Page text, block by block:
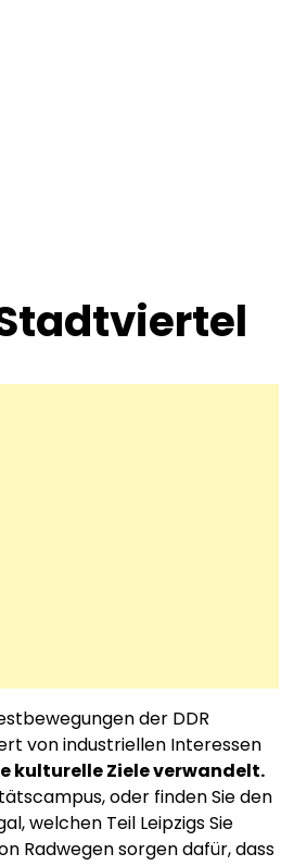
der DDR
von industriellen Interessen
kulturelle Ziele verwandelt.
oder finden Sie den
welchen Teil Leipzigs Sie
Radwegen sorgen dafür, dass